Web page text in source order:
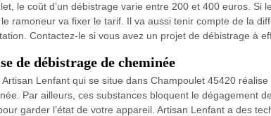
le coût d’un débistrage varie entre 200 et 400 euros. Si
ramoneur va fixer le tarif. Il va aussi tenir compte de la
Contactez-le si vous avez un projet de débistrage à
de débistrage de cheminée
Artisan Lenfant qui se situe dans Champoulet 45420
Par ailleurs, ces substances bloquent le dégagement
garder l’état de votre appareil. Artisan Lenfant a des